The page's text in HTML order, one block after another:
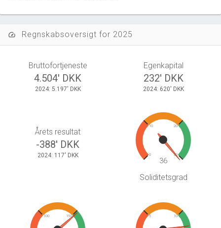
speed Regnskabsoversigt for 2025
Bruttofortjeneste
4.504' DKK
2024: 5.197' DKK
Egenkapital
232' DKK
2024: 620' DKK
Årets resultat
-388' DKK
2024: 117' DKK 0
10 20
30
36
Soliditetsgrad
100 150 5 10